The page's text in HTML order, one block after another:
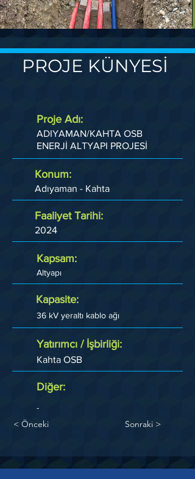
PROJE KÜNYESİ
Proje Adı:
ADIYAMAN/KAHTA OSB
ENERJİ ALTYAPI PROJESİ
Konum:
Adıyaman - Kahta
Faaliyet Tarihi:
2024
Kapsam:
Altyapı
Kapasite:
36 kV yeraltı kablo ağı
Yatırımcı / İşbirliği:
Kahta OSB
Diğer:
-
< Önceki Sonraki >